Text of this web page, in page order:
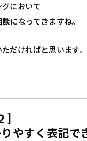
において
談になってきますね。
だければと思います。
やすく表記で